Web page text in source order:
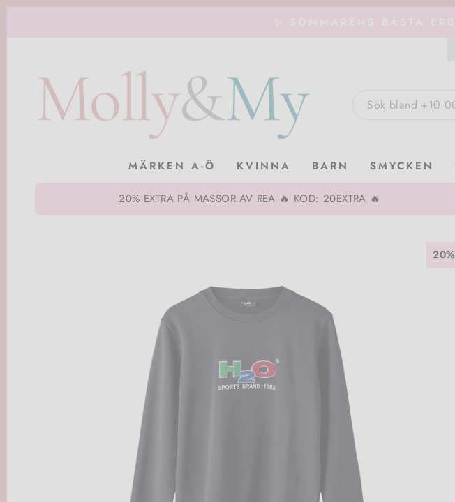
MÄRKEN A-Ö KVINNA BARN SMYCKEN
20% EXTRA PÅ MASSOR AV REA 🔥 KOD: 20EXTRA 🔥
20%